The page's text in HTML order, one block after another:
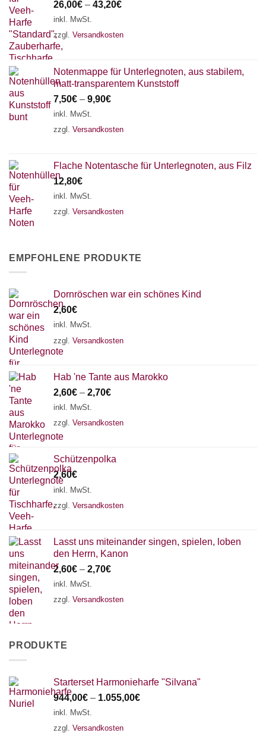
26,00€ – 43,20€
inkl. MwSt.
zzgl. Versandkosten
Notenmappe für Unterlegnoten, aus stabilem,
matt-transparentem Kunststoff
7,50€ – 9,90€
inkl. MwSt.
zzgl. Versandkosten
Flache Notentasche für Unterlegnoten, aus Filz
12,80€
inkl. MwSt.
zzgl. Versandkosten
EMPFOHLENE PRODUKTE
Dornröschen war ein schönes Kind
2,60€
inkl. MwSt.
zzgl. Versandkosten
Hab 'ne Tante aus Marokko
2,60€ – 2,70€
inkl. MwSt.
zzgl. Versandkosten
Schützenpolka
2,60€
inkl. MwSt.
zzgl. Versandkosten
Lasst uns miteinander singen, spielen, loben
den Herrn, Kanon
2,60€ – 2,70€
inkl. MwSt.
zzgl. Versandkosten
PRODUKTE
Starterset Harmonieharfe "Silvana"
944,00€ – 1.055,00€
inkl. MwSt.
zzgl. Versandkosten